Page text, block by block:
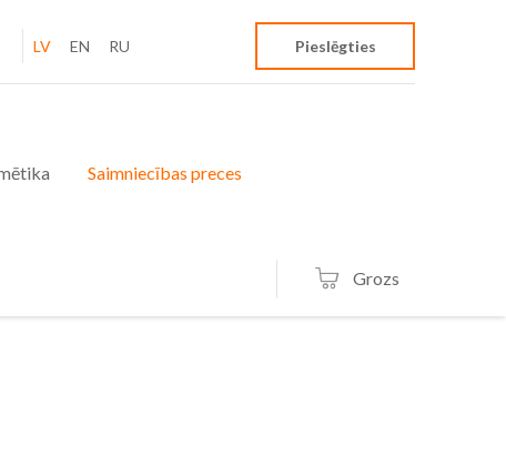
LV EN RU Pieslēgties
Saimniecības preces
Grozs